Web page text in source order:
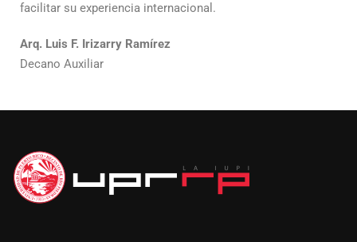
facilitar su experiencia internacional.
Arq. Luis F. Irizarry Ramírez
Decano Auxiliar